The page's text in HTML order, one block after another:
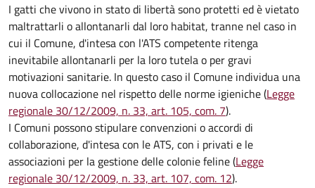
I gatti che vivono in stato di libertà sono protetti ed è vietato
maltrattarli o allontanarli dal loro habitat, tranne nel caso in
cui il Comune, d'intesa con l'ATS competente ritenga
inevitabile allontanarli per la loro tutela o per gravi
motivazioni sanitarie. In questo caso il Comune individua una
nuova collocazione nel rispetto delle norme igieniche (Legge
regionale 30/12/2009, n. 33, art. 105, com. 7).
I Comuni possono stipulare convenzioni o accordi di
collaborazione, d'intesa con le ATS, con i privati e le
associazioni per la gestione delle colonie feline (Legge
regionale 30/12/2009, n. 33, art. 107, com. 12).